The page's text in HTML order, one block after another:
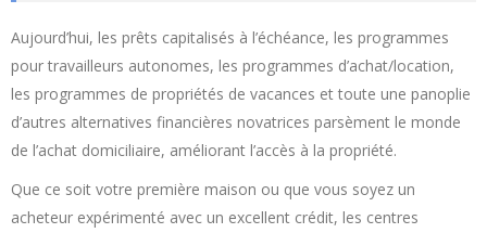
Aujourd’hui, les prêts capitalisés à l’échéance, les programmes
pour travailleurs autonomes, les programmes d’achat/location,
les programmes de propriétés de vacances et toute une panoplie
d’autres alternatives financières novatrices parsèment le monde
de l’achat domiciliaire, améliorant l’accès à la propriété.
Que ce soit votre première maison ou que vous soyez un
acheteur expérimenté avec un excellent crédit, les centres